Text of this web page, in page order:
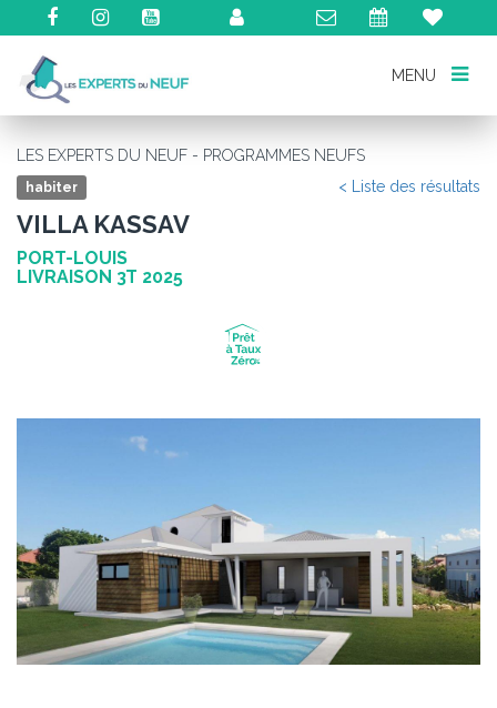
MENU
MENU
LES EXPERTS DU NEUF - PROGRAMMES NEUFS
habiter < Liste des résultats
VILLA KASSAV
PORT-LOUIS
LIVRAISON 3T 2025